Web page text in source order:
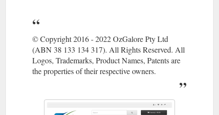
© Copyright 2016 - 2022 OzGalore Pty Ltd
(ABN 38 133 134 317). All Rights Reserved. All
Logos, Trademarks, Product Names, Patents are
the properties of their respective owners.